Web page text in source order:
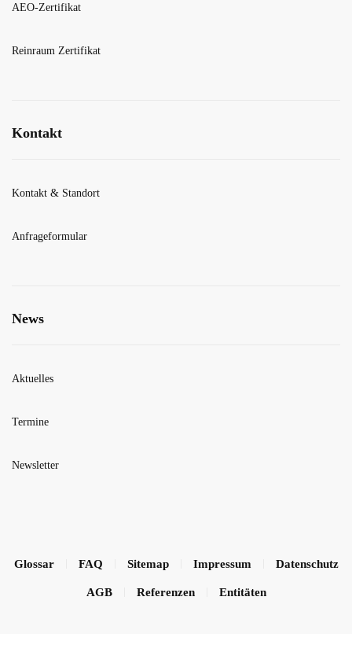
AEO-Zertifikat
Reinraum Zertifikat
Kontakt
Kontakt & Standort
Anfrageformular
News
Aktuelles
Termine
Newsletter
Glossar FAQ Sitemap Impressum Datenschutz
AGB Referenzen Entitäten